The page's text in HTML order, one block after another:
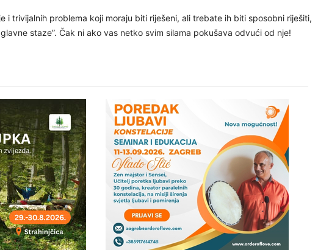
i trivijalnih problema koji moraju biti riješeni, ali trebate ih biti sposobni riješiti,
staze”. Čak ni ako vas netko svim silama pokušava odvući od nje!